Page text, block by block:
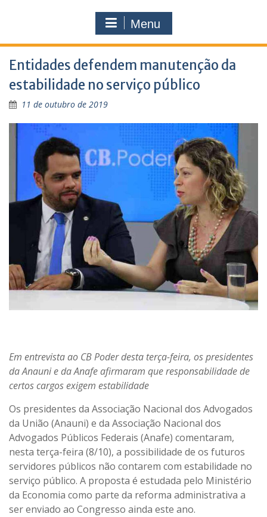
Menu
Entidades defendem manutenção da
estabilidade no serviço público
11 de outubro de 2019
Em entrevista ao CB Poder desta terça-feira, os presidentes
da Anauni e da Anafe afirmaram que responsabilidade de
certos cargos exigem estabilidade
Os presidentes da Associação Nacional dos Advogados
da União (Anauni) e da Associação Nacional dos
Advogados Públicos Federais (Anafe) comentaram,
nesta terça-feira (8/10), a possibilidade de os futuros
servidores públicos não contarem com estabilidade no
serviço público. A proposta é estudada pelo Ministério
da Economia como parte da reforma administrativa a
ser enviado ao Congresso ainda este ano.